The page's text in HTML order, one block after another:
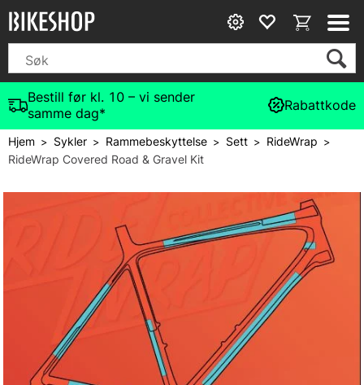
Bestill før kl. 10 – vi sender
samme dag*
Rabattkode
Hjem> Sykler> Rammebeskyttelse> Sett> RideWrap >
RideWrap Covered Road & Gravel Kit